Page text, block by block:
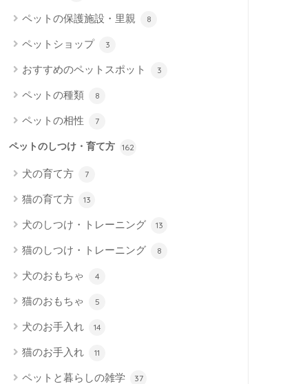
ペットの保護施設・里親 8
ペットショップ 3
おすすめのペットスポット 3
ペットの種類 8
ペットの相性 7
ペットのしつけ・育て方 162
犬の育て方 7
猫の育て方 13
犬のしつけ・トレーニング 13
猫のしつけ・トレーニング 8
犬のおもちゃ 4
猫のおもちゃ 5
犬のお手入れ 14
猫のお手入れ 11
ペットと暮らしの雑学 37